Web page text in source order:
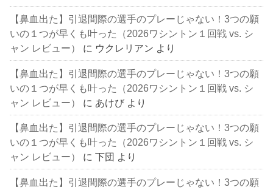
【鼻血出た】引退間際の選手のプレーじゃない！3つの願
いの１つが早くも叶った（2026ワシントン１回戦 vs. シ
ャン レビュー）
に ウクレリアン より
【鼻血出た】引退間際の選手のプレーじゃない！3つの願
いの１つが早くも叶った（2026ワシントン１回戦 vs. シ
ャン レビュー）
に あけび より
【鼻血出た】引退間際の選手のプレーじゃない！3つの願
いの１つが早くも叶った（2026ワシントン１回戦 vs. シ
ャン レビュー）
に下団 より
【鼻血出た】引退間際の選手のプレーじゃない！3つの願